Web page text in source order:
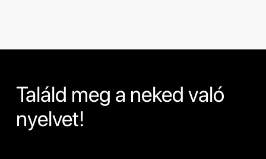
Találd meg a neked való
nyelvet!